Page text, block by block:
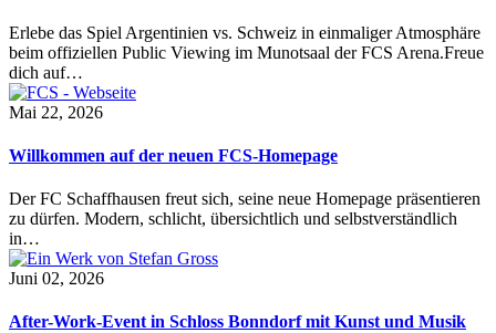
Erlebe das Spiel Argentinien vs. Schweiz in einmaliger Atmosphäre
beim offiziellen Public Viewing im Munotsaal der FCS Arena.Freue
dich auf…
Mai 22, 2026
Willkommen auf der neuen FCS-Homepage
Der FC Schaffhausen freut sich, seine neue Homepage präsentieren
zu dürfen. Modern, schlicht, übersichtlich und selbstverständlich
in…
Juni 02, 2026
After-Work-Event in Schloss Bonndorf mit Kunst und Musik